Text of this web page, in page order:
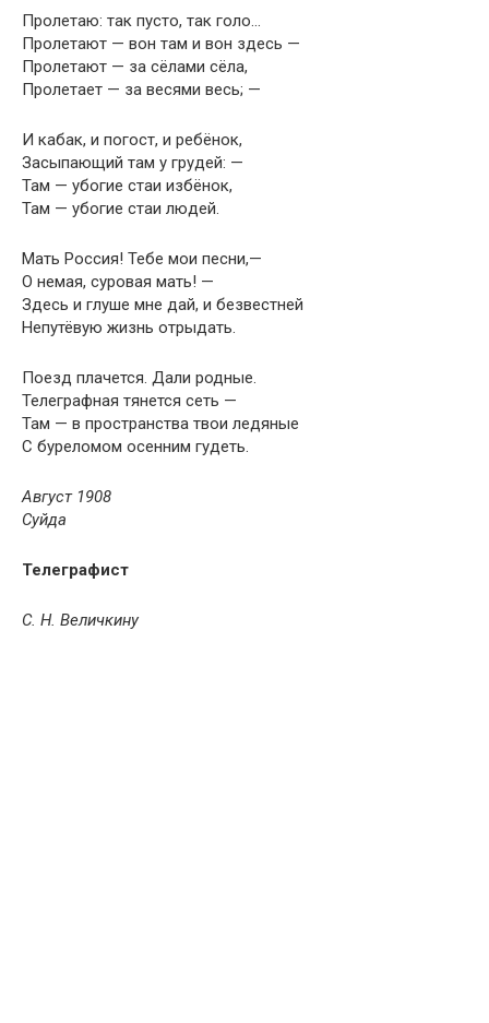
Пролетаю: так пусто, так голо…
Пролетают — вон там и вон здесь —
Пролетают — за сёлами сёла,
Пролетает — за весями весь; —
И кабак, и погост, и ребёнок,
Засыпающий там у грудей: —
Там — убогие стаи избёнок,
Там — убогие стаи людей.
Мать Россия! Тебе мои песни,—
О немая, суровая мать! —
Здесь и глуше мне дай, и безвестней
Непутёвую жизнь отрыдать.
Поезд плачется. Дали родные.
Телеграфная тянется сеть —
Там — в пространства твои ледяные
С буреломом осенним гудеть.
Август 1908
Суйда
Телеграфист
С. Н. Величкину